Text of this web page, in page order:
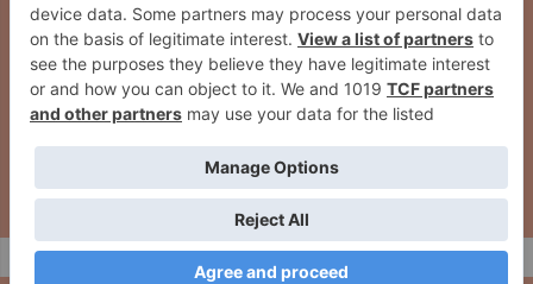
2026© Grupo Comunikaze